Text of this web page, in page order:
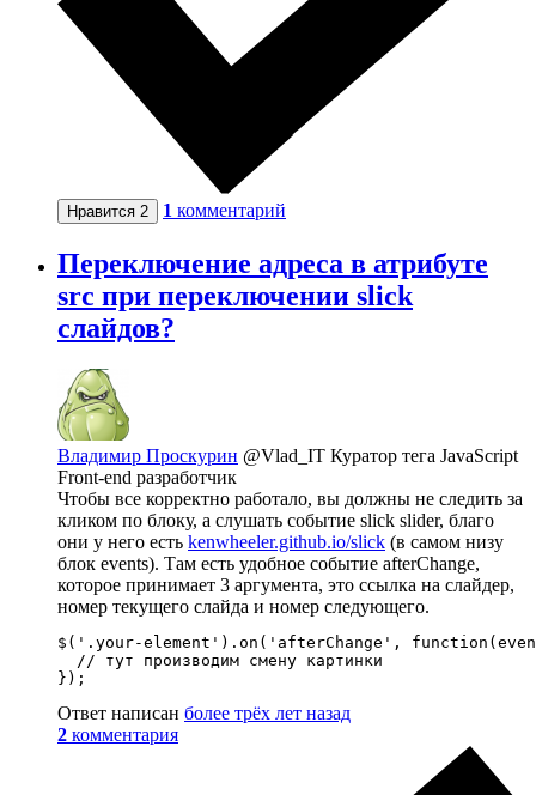
Нравится 2 1 комментарий
Переключение адреса в атрибуте
src при переключении slick
слайдов?
Владимир Проскурин @Vlad_IT Куратор тега JavaScript
Front-end разработчик
Чтобы все корректно работало, вы должны не следить за
кликом по блоку, а слушать событие slick slider, благо
они у него есть kenwheeler.github.io/slick (в самом низу
блок events). Там есть удобное событие afterChange,
которое принимает 3 аргумента, это ссылка на слайдер,
номер текущего слайда и номер следующего.
$('.your-element').on('afterChange',
  // тут производим смену картинки
});
Ответ написан более трёх лет назад
2 комментария